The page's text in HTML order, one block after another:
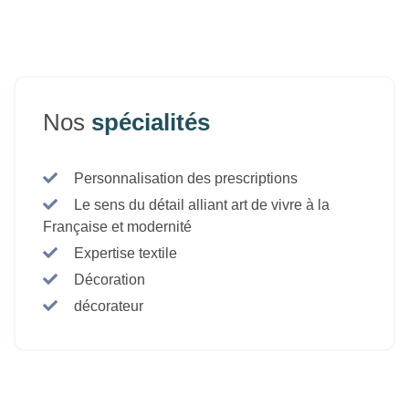
Nos spécialités
Personnalisation des prescriptions
Le sens du détail alliant art de vivre à la
Française et modernité
Expertise textile
Décoration
décorateur